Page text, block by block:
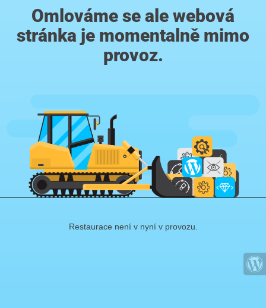
Omlováme se ale webová
stránka je momentalně mimo
provoz.
Restaurace není v nyní v provozu.